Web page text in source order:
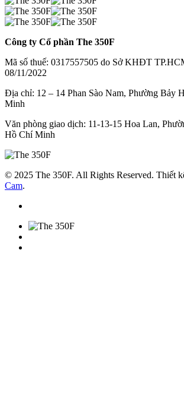
Công ty Cổ phần The 350F
Mã số thuế: 0317557505 do Sở KHĐT
08/11/2022
Địa chỉ: 12 – 14 Phan Sào Nam, Phường Bảy
Minh
Văn phòng giao dịch: 11-13-15 Hoa Lan,
Hồ Chí Minh
© 2025 The 350F. All Rights Reserved. Thiết
Cam.